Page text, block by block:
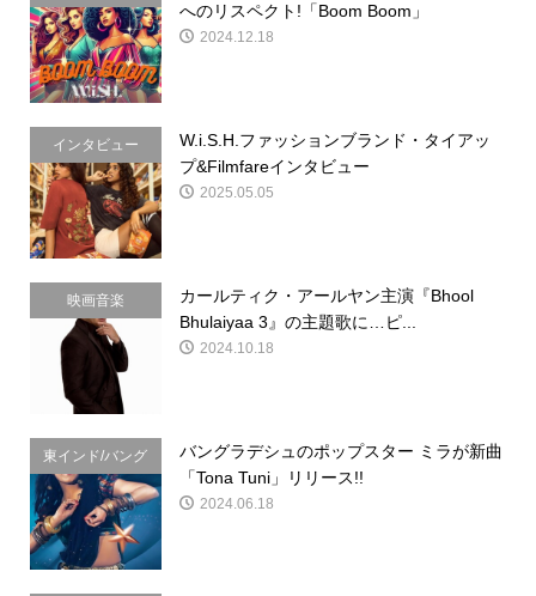
へのリスペクト!「Boom Boom」
2024.12.18
インタビュー
W.i.S.H.ファッションブランド・タイアッ
プ&Filmfareインタビュー
2025.05.05
映画音楽
カールティク・アールヤン主演『Bhool
Bhulaiyaa 3』の主題歌に…ピ...
2024.10.18
東インド/バング
ラデシュ
バングラデシュのポップスター ミラが新曲
「Tona Tuni」リリース!!
2024.06.18